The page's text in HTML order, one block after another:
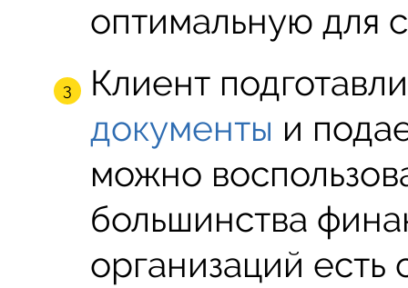
оптимальную для
Клиент
документы и
можно
большинства
организаций есть